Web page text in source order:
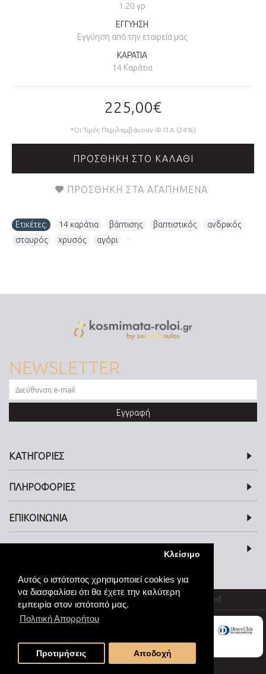
Αυτός ο ιστότοπος χρησιμοποιεί cookies για
να διασφαλίσει ότι θα έχετε την καλύτερη
εμπειρία στον ιστότοπό μας.
Πολιτική Απορρήτου
Κλείσιμο
Προτιμήσεις Αποδοχή
1.20 γρ
ΕΓΓΥΗΣΗ
Εγγύηση από την εταιρεία μας
ΚΑΡΑΤΙΑ
14 Καράτια
225,00€
*Οι Τιμές Περιλαμβάνουν Φ.Π.Α.(24%)
ΠΡΟΣΘΉΚΗ ΣΤΟ ΚΑΛΆΘΙ
ΠΡΟΣΘΉΚΗ ΣΤΑ ΑΓΑΠΗΜΈΝΑ
Ετικέτες: 14 καράτια βάπτισης βαπτιστικός ανδρικός
σταυρός
χρυσός αγόρι
NEWSLETTER
Εγγραφή
ΚΑΤΗΓΟΡΙΕΣ
ΠΛΗΡΟΦΟΡΙΕΣ
ΕΠΙΚΟΙΝΩΝΙΑ
© kosmimata-roloi.gr Jewellery. All rights reserved